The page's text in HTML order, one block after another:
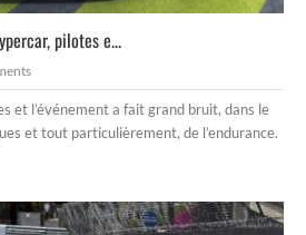
pilotes e...
et l’événement a fait grand bruit, dans le
et tout particulièrement, de l’endurance.